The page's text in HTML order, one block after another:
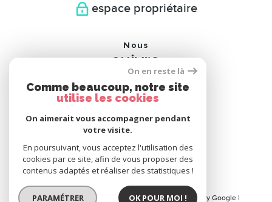
espace propriétaire
Nous
suivre
Nous
adhérons
© 2026 | Tous droits réservés | Traduction powered by Google |
On en reste là
Comme beaucoup, notre site
utilise les cookies
On aimerait vous accompagner pendant
votre visite.
En poursuivant, vous acceptez l'utilisation des
cookies par ce site, afin de vous proposer des
contenus adaptés et réaliser des statistiques !
PARAMÉTRER OK POUR MOI !